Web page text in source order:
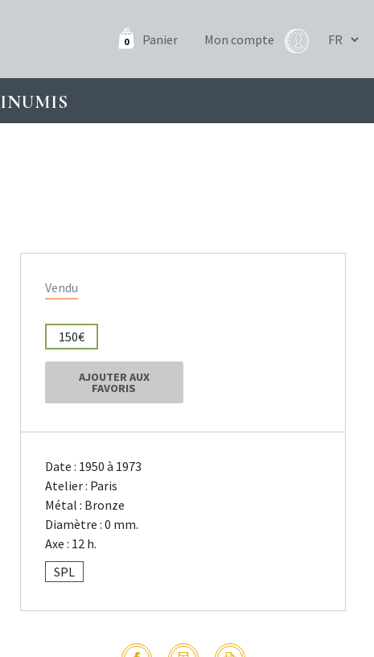
0 Panier Mon compte
INUMIS
Vendu
150€
AJOUTER AUX
FAVORIS
Date : 1950 à 1973
Atelier : Paris
Métal : Bronze
Diamètre : 0 mm.
Axe : 12 h.
SPL